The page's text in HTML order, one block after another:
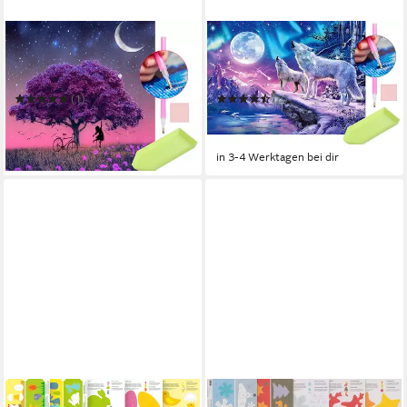
MALATEC
Malen nach Zahlen Mädchen
am Baum - 5D Diamond
Painting Set 30x30cm
(1)
9,99 € UVP16,90 €
-41%
in 3-4 Werktagen bei dir
MALATEC
Malen nach Zahlen 5d
Diamond Painting DIY Wölfe
(8)
9,99 € UVP16,90 €
-41%
in 3-4 Werktagen bei dir
FAMILIENMOMENTE
FAMILIENMOMENTE